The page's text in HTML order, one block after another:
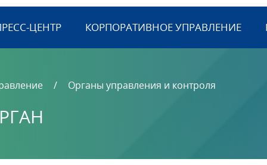
ЦЕНТР КОРПОРАТИВНОЕ УПРАВЛЕНИЕ
Органы управления и контроля